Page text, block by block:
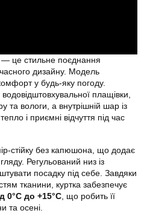
— це стильне поєднання
дизайну. Модель
у будь-яку погоду.
плащівки,
та вологи, а внутрішній шар із
і приємні відчуття під час
стійку без капюшона, що додає
Регульований низ із
посадку під себе. Завдяки
тканини, куртка забезпечує
0°C до +15°C , що робить її
та осені.